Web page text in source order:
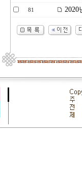
81 2020